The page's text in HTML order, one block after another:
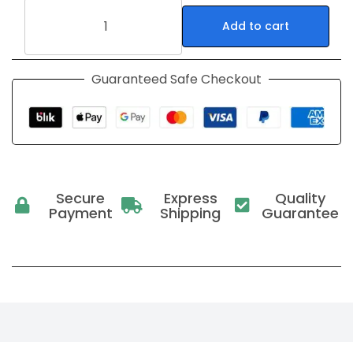
Add to cart
Guaranteed Safe Checkout
Secure
Payment
Express
Shipping
Quality
Guarantee